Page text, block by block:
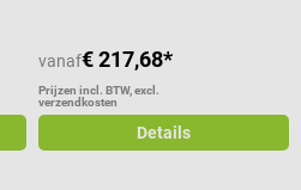
vanaf€ 217,68*
Prijzen incl. BTW, excl.
verzendkosten
Details